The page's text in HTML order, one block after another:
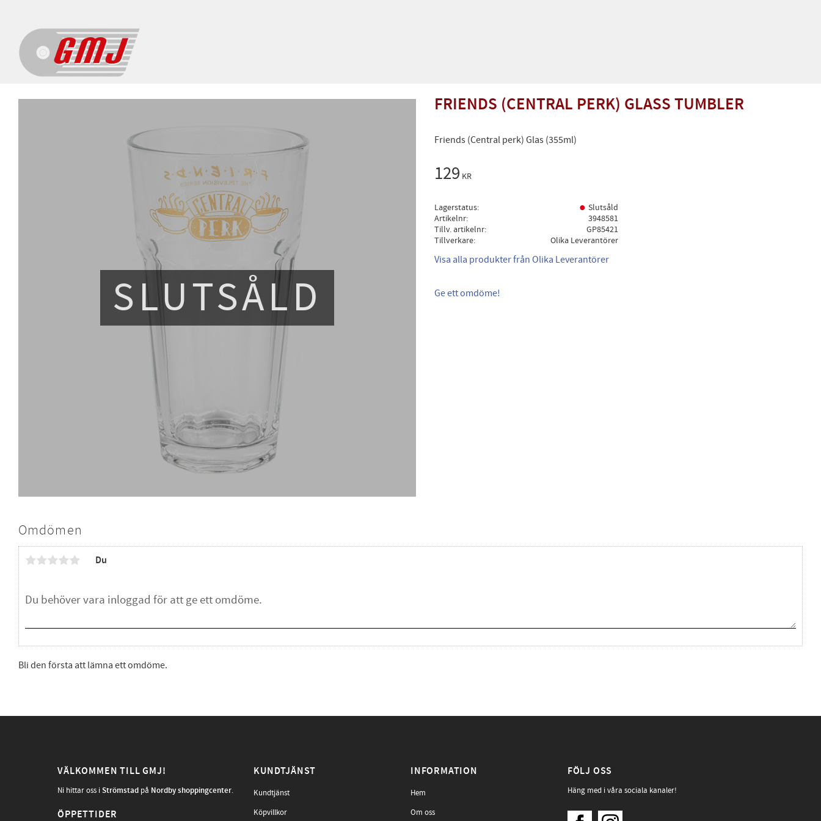
FRIENDS (CENTRAL PERK) GLASS TUMBLER
Friends (Central perk) Glas (355ml)
SLUTSÅLD
129 KR
Lagerstatus
Slutsåld
Artikelnr
3948581
Tillv. artikelnr
GP85421
Tillverkare
Olika Leverantörer
Visa alla produkter från Olika Leverantörer
Ge ett omdöme!
Omdömen
Du
Bli den första att lämna ett omdöme.
VÄLKOMMEN TILL GMJ!
Ni hittar oss iStrömstad på Nordby shoppingcenter.
ÖPPETTIDER
KUNDTJÄNST
Kundtjänst
Köpvillkor
INFORMATION
Hem
Om oss
FÖLJ OSS
Häng med i våra sociala kanaler!